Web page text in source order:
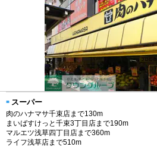
スーパー
肉のハナマサ千束店まで130m
まいばすけっと千束3丁目店まで190m
マルエツ浅草四丁目店まで360m
ライフ浅草店まで510m